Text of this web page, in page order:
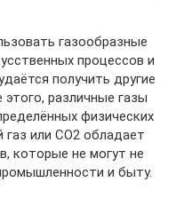
газообразные
процессов и
получить другие
различные газы
физических
газ или СО2 обладает
которые не могут не
и быту.